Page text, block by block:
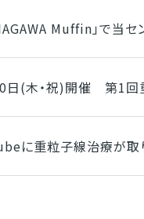
Muffin」で当
日(木・祝)開催 第1回
に重粒子線治療が取